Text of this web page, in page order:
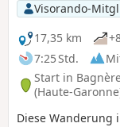
Visorando-
17,35 km
7:25 Std.
Start in
(Haute-
Diese Wanderung